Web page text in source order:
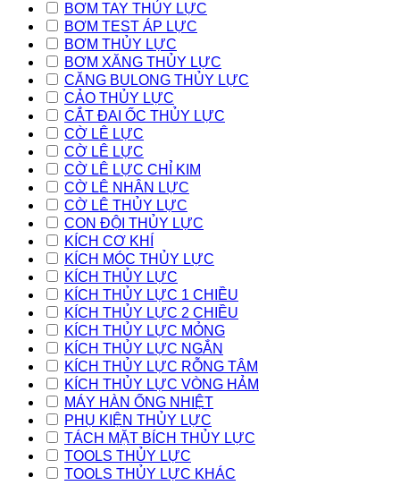
BƠM TAY THỦY LỰC
BƠM TEST ÁP LỰC
BƠM THỦY LỰC
BƠM XĂNG THỦY LỰC
CĂNG BULONG THỦY LỰC
CẢO THỦY LỰC
CẮT ĐAI ỐC THỦY LỰC
CỜ LÊ LỰC
CỜ LÊ LỰC
CỜ LÊ LỰC CHỈ KIM
CỜ LÊ NHÂN LỰC
CỜ LÊ THỦY LỰC
CON ĐỘI THỦY LỰC
KÍCH CƠ KHÍ
KÍCH MÓC THỦY LỰC
KÍCH THỦY LỰC
KÍCH THỦY LỰC 1 CHIỀU
KÍCH THỦY LỰC 2 CHIỀU
KÍCH THỦY LỰC MỎNG
KÍCH THỦY LỰC NGẮN
KÍCH THỦY LỰC RỖNG TÂM
KÍCH THỦY LỰC VÒNG HẢM
MÁY HÀN ỐNG NHIỆT
PHỤ KIỆN THỦY LỰC
TÁCH MẶT BÍCH THỦY LỰC
TOOLS THỦY LỰC
TOOLS THỦY LỰC KHÁC